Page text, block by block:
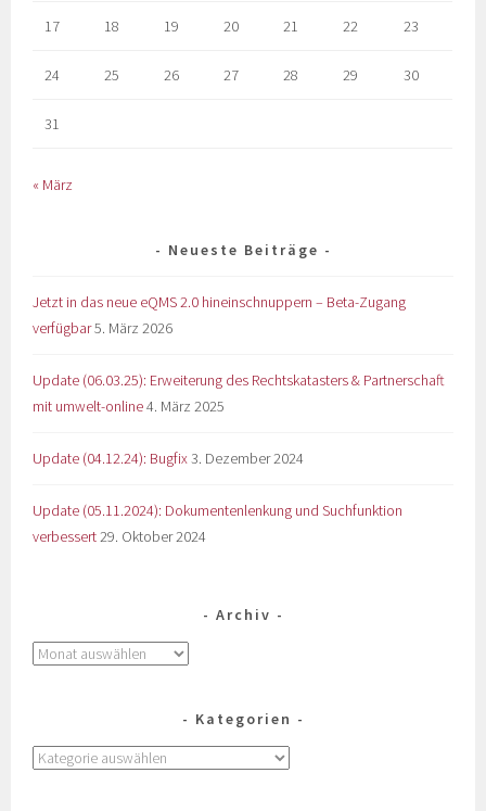
17 18 19 20 21 22 23
24 25 26 27 28 29 30
31
« März
Neueste Beiträge
Jetzt in das neue eQMS 2.0 hineinschnuppern – Beta-Zugang
verfügbar5. März 2026
Update (06.03.25): Erweiterung des Rechtskatasters & Partnerschaft
mit umwelt-online4. März 2025
Update (04.12.24): Bugfix3. Dezember 2024
Update (05.11.2024): Dokumentenlenkung und Suchfunktion
verbessert29. Oktober 2024
Archiv
Kategorien